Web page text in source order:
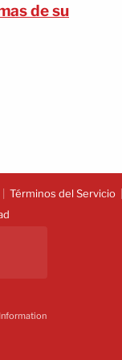
de su
Términos del Servicio